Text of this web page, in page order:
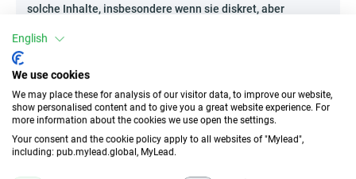
solche Inhalte, insbesondere wenn sie diskret, aber
Interesse und Vertrauen auf. Eine weitere Idee sind
thematischen Webseiten veröffentlicht werden und reale
Routine, investiere in kreativen Content und erreiche User,
die einen unkonventionellen Ansatz in der Promotion
Wer kann Jucydate - US, UK, AU, CA bewerben?
English
We use cookies
We may place these for analysis of our visitor data, to improve our website,
show personalised content and to give you a great website experience. For
more information about the cookies we use open the settings.
Your consent and the cookie policy apply to all websites of "Mylead",
including: pub.mylead.global, MyLead.